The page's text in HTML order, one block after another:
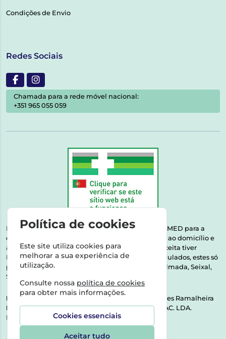
Condições de Envio
Redes Sociais
Chamada para a rede móvel nacional:
+351 965 055 059
Esta farmácia encontra-se autorizada pelo INFARMED para a
dispensa de medicamentos e produtos de saúde ao domicílio e
através da internet. Medicamentos | Se na sua receita tiver
MSRM, MNSRM, MSRMV ou Medicamentos Manipulados, estes só
podem ser entregues nos seguintes concelhos: Almada, Seixal,
Sesimbra, Oeiras e Lisboa.
Direção Técnica:
Dra. Raquel Alexandra Fernandes Ramalheira
NIPC:513064133 | ASPAS E NÚMEROS SOC. FARMAC. LDA.
Rua dos Castanheiros 5 AB Feijó2810-036 Almada
Política de cookies
Este site utiliza cookies para
melhorar a sua experiência de
utilização.
Consulte nossa política de cookies
para obter mais informações.
Cookies essenciais
Aceitar tudo